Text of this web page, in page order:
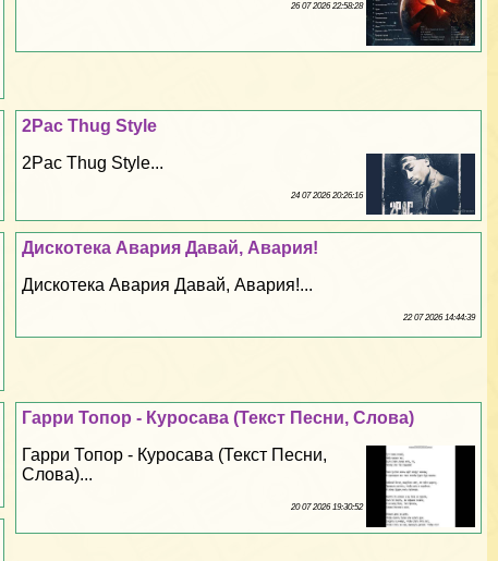
26 07 2026 22:58:28
2Pac Thug Style
2Pac Thug Style...
24 07 2026 20:26:16
Дискотека Авария Давай, Авария!
Дискотека Авария Давай, Авария!...
22 07 2026 14:44:39
Гарри Топор - Куросава (Текст Песни, Слова)
Гарри Топор - Куросава (Текст Песни,
Слова)...
20 07 2026 19:30:52